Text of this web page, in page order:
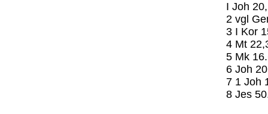
I Joh
2 vgl
3 I Kor
4 Mt
5 Mk
6 Joh
7 1 Joh
8 Jes